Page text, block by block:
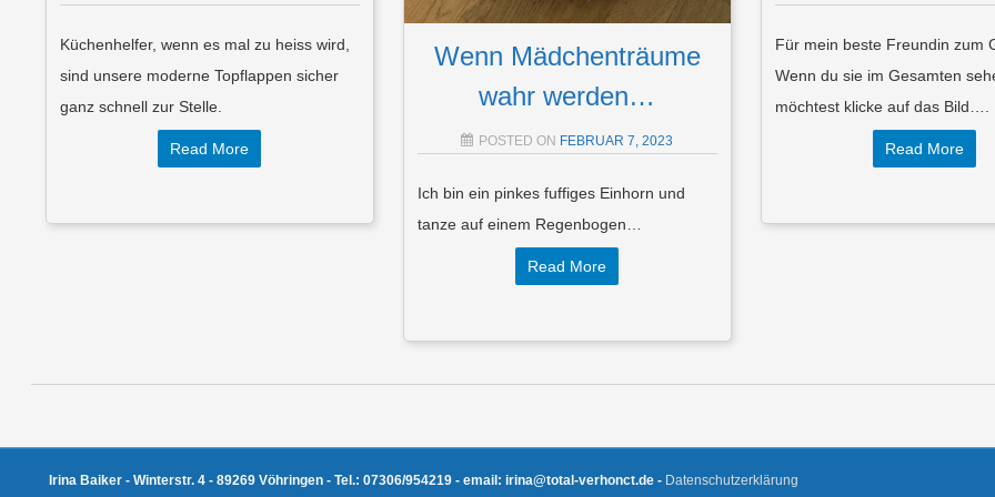
Küchenhelfer, wenn es mal zu heiss wird,
sind unsere moderne Topflappen sicher
ganz schnell zur Stelle.
Read More
Wenn Mädchenträume
wahr werden…
POSTED ON FEBRUAR 7, 2023
Ich bin ein pinkes fuffiges Einhorn und
tanze auf einem Regenbogen…
Read More
Für mein beste Freundin zum
Wenn du sie im Gesamten
möchtest klicke auf das Bild….
Read More
Irina Baiker - Winterstr. 4 - 89269 Vöhringen - Tel.: 07306/954219 - email: irina@total-verhonct.de - Datenschutzerklärung